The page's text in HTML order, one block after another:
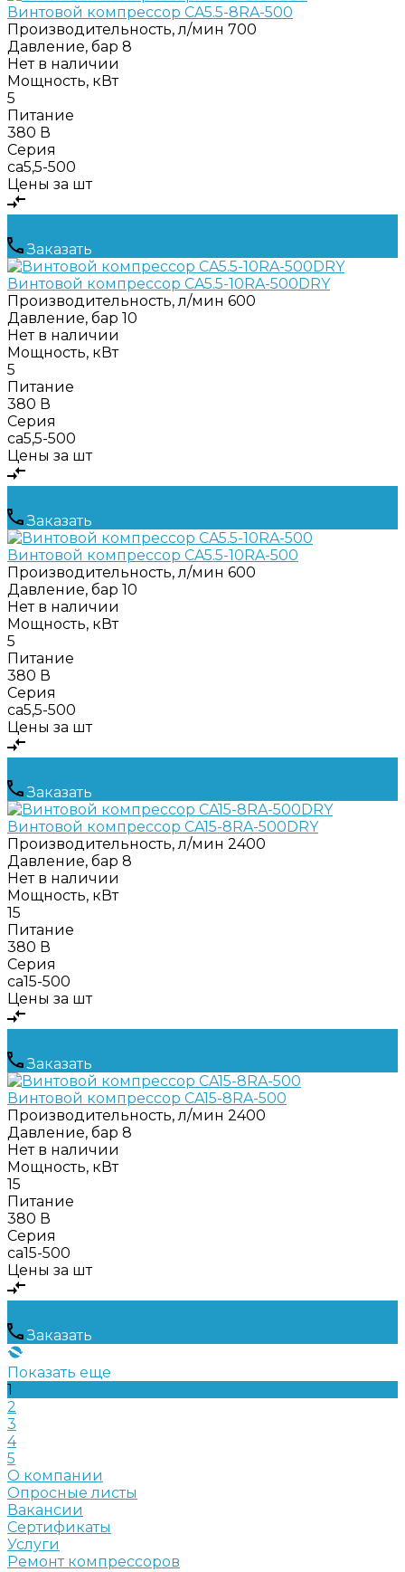
Винтовой компрессор CA5.5-8RA-500
Производительность, л/мин 700
Давление, бар 8
Нет в наличии
Мощность, кВт
5
Питание
380 В
Серия
ca5,5-500
Цены за шт
Заказать
Винтовой компрессор CA5.5-10RA-500DRY
Производительность, л/мин 600
Давление, бар 10
Нет в наличии
Мощность, кВт
5
Питание
380 В
Серия
ca5,5-500
Цены за шт
Заказать
Винтовой компрессор CA5.5-10RA-500
Производительность, л/мин 600
Давление, бар 10
Нет в наличии
Мощность, кВт
5
Питание
380 В
Серия
ca5,5-500
Цены за шт
Заказать
Винтовой компрессор CA15-8RA-500DRY
Производительность, л/мин 2400
Давление, бар 8
Нет в наличии
Мощность, кВт
15
Питание
380 В
Серия
ca15-500
Цены за шт
Заказать
Винтовой компрессор CA15-8RA-500
Производительность, л/мин 2400
Давление, бар 8
Нет в наличии
Мощность, кВт
15
Питание
380 В
Серия
ca15-500
Цены за шт
Заказать
Показать еще
1
2
3
4
5
О компании
Опросные листы
Вакансии
Сертификаты
Услуги
Ремонт компрессоров